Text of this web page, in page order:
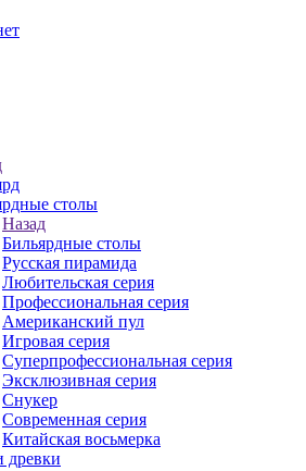
столы
Назад
Бильярдные столы
Русская пирамида
Любительская серия
Профессиональная серия
Американский пул
Игровая серия
Суперпрофессиональная серия
Эксклюзивная серия
Снукер
Современная серия
Китайская восьмерка
древки